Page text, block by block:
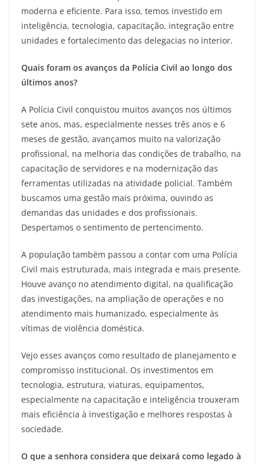
moderna e eficiente. Para isso, temos investido em
inteligência, tecnologia, capacitação, integração entre
unidades e fortalecimento das delegacias no interior.
Quais foram os avanços da Polícia Civil ao longo dos
últimos anos?
A Polícia Civil conquistou muitos avanços nos últimos
sete anos, mas, especialmente nesses três anos e 6
meses de gestão, avançamos muito na valorização
profissional, na melhoria das condições de trabalho, na
capacitação de servidores e na modernização das
ferramentas utilizadas na atividade policial. Também
buscamos uma gestão mais próxima, ouvindo as
demandas das unidades e dos profissionais.
Despertamos o sentimento de pertencimento.
A população também passou a contar com uma Polícia
Civil mais estruturada, mais integrada e mais presente.
Houve avanço no atendimento digital, na qualificação
das investigações, na ampliação de operações e no
atendimento mais humanizado, especialmente às
vítimas de violência doméstica.
Vejo esses avanços como resultado de planejamento e
compromisso institucional. Os investimentos em
tecnologia, estrutura, viaturas, equipamentos,
especialmente na capacitação e inteligência trouxeram
mais eficiência à investigação e melhores respostas à
sociedade.
O que a senhora considera que deixará como legado à